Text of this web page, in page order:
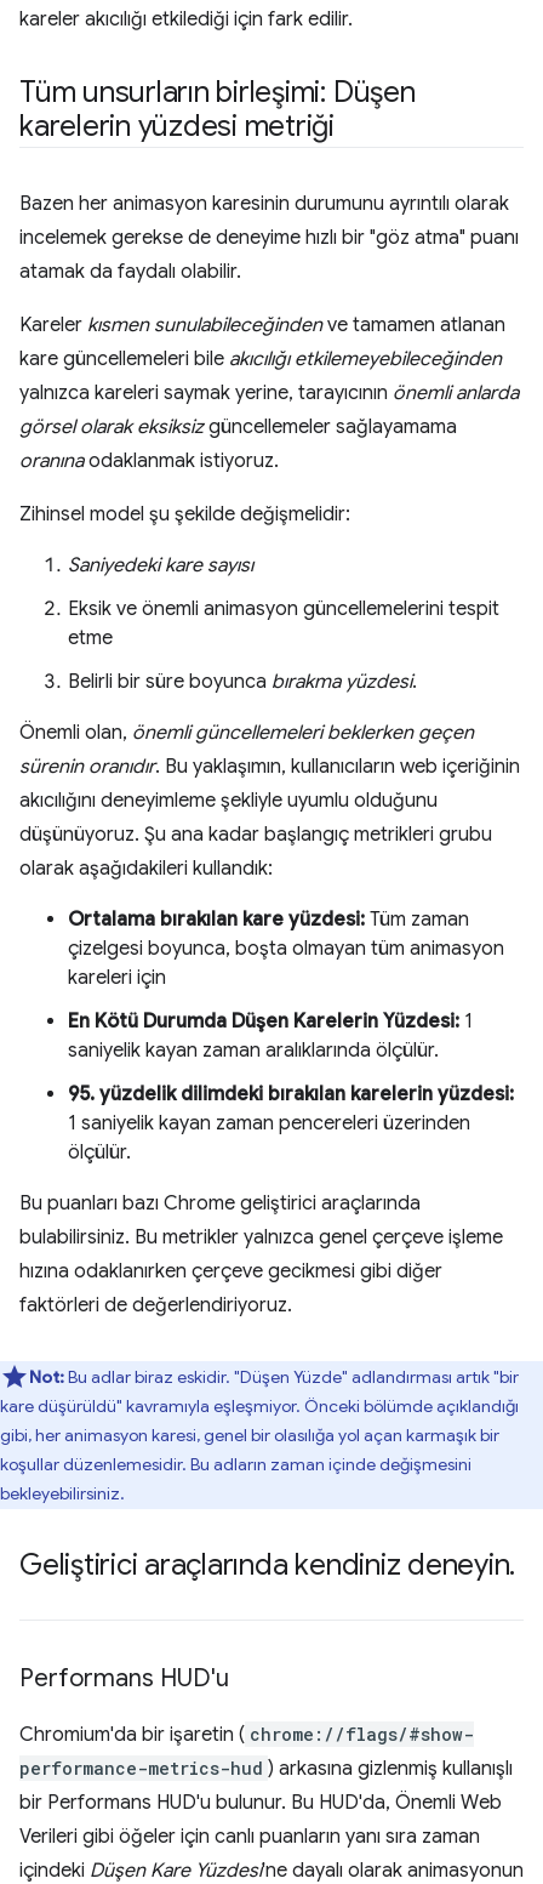
kareler akıcılığı etkilediği için fark edilir.
Tüm unsurların birleşimi: Düşen
karelerin yüzdesi metriği
Bazen her animasyon karesinin durumunu ayrıntılı olarak
incelemek gerekse de deneyime hızlı bir "göz atma" puanı
atamak da faydalı olabilir.
Kareler kısmen sunulabileceğindenve tamamen atlanan
kare güncellemeleri bile akıcılığı etkilemeyebileceğinden
yalnızca kareleri saymak yerine, tarayıcının önemli anlarda
görsel olarak eksiksizgüncellemeler sağlayamama
oranınaodaklanmak istiyoruz.
Zihinsel model şu şekilde değişmelidir:
Saniyedeki kare sayısı
Eksik ve önemli animasyon güncellemelerini tespit
etme
Belirli bir süre boyunca bırakma yüzdesi.
Önemli olan, önemli güncellemeleri beklerken geçen
sürenin oranıdır. Bu yaklaşımın, kullanıcıların web içeriğinin
akıcılığını deneyimleme şekliyle uyumlu olduğunu
düşünüyoruz. Şu ana kadar başlangıç metrikleri grubu
olarak aşağıdakileri kullandık:
Ortalama bırakılan kare yüzdesi: Tüm zaman
çizelgesi boyunca, boşta olmayan tüm animasyon
kareleri için
En Kötü Durumda Düşen Karelerin Yüzdesi: 1
saniyelik kayan zaman aralıklarında ölçülür.
95. yüzdelik dilimdeki bırakılan karelerin yüzdesi:
1 saniyelik kayan zaman pencereleri üzerinden
ölçülür.
Bu puanları bazı Chrome geliştirici araçlarında
bulabilirsiniz. Bu metrikler yalnızca genel çerçeve işleme
hızına odaklanırken çerçeve gecikmesi gibi diğer
faktörleri de değerlendiriyoruz.
Not:Bu adlar biraz eskidir. "Düşen Yüzde" adlandırması artık "bir
kare düşürüldü" kavramıyla eşleşmiyor. Önceki bölümde açıklandığı
gibi, her animasyon karesi, genel bir olasılığa yol açan karmaşık bir
koşullar düzenlemesidir. Bu adların zaman içinde değişmesini
bekleyebilirsiniz.
Geliştirici araçlarında kendiniz deneyin.
Performans HUD'u
Chromium'da bir işaretin ( chrome://flags/#show-
performance-metrics-hud ) arkasına gizlenmiş kullanışlı
bir Performans HUD'u bulunur. Bu HUD'da, Önemli Web
Verileri gibi öğeler için canlı puanların yanı sıra zaman
içindeki Düşen Kare Yüzdesi'ne dayalı olarak animasyonun